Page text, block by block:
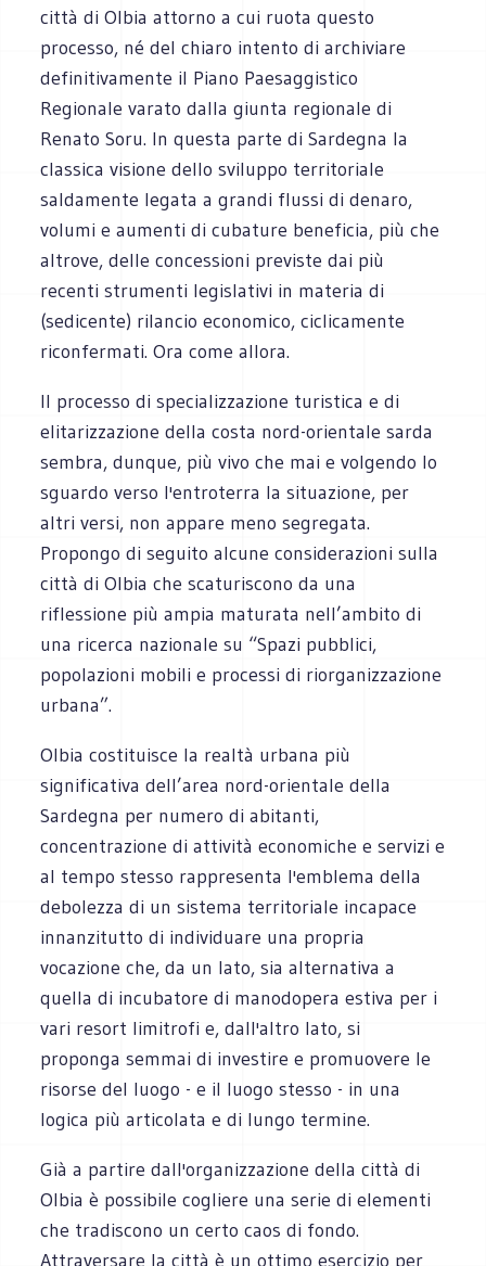
città di Olbia attorno a cui ruota questo
processo, né del chiaro intento di archiviare
definitivamente il Piano Paesaggistico
Regionale varato dalla giunta regionale di
Renato Soru. In questa parte di Sardegna la
classica visione dello sviluppo territoriale
saldamente legata a grandi flussi di denaro,
volumi e aumenti di cubature beneficia, più che
altrove, delle concessioni previste dai più
recenti strumenti legislativi in materia di
(sedicente) rilancio economico, ciclicamente
riconfermati. Ora come allora.
Il processo di specializzazione turistica e di
elitarizzazione della costa nord-orientale sarda
sembra, dunque, più vivo che mai e volgendo lo
sguardo verso l'entroterra la situazione, per
altri versi, non appare meno segregata.
Propongo di seguito alcune considerazioni sulla
città di Olbia che scaturiscono da una
riflessione più ampia maturata nell’ambito di
una ricerca nazionale su “Spazi pubblici,
popolazioni mobili e processi di riorganizzazione
urbana”.
Olbia costituisce la realtà urbana più
significativa dell’area nord-orientale della
Sardegna per numero di abitanti,
concentrazione di attività economiche e servizi e
al tempo stesso rappresenta l'emblema della
debolezza di un sistema territoriale incapace
innanzitutto di individuare una propria
vocazione che, da un lato, sia alternativa a
quella di incubatore di manodopera estiva per i
vari resort limitrofi e, dall'altro lato, si
proponga semmai di investire e promuovere le
risorse del luogo - e il luogo stesso - in una
logica più articolata e di lungo termine.
Già a partire dall'organizzazione della città di
Olbia è possibile cogliere una serie di elementi
che tradiscono un certo caos di fondo.
Attraversare la città è un ottimo esercizio per